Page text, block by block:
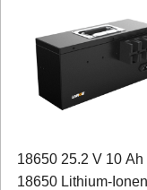
18650 25.2 V 10 Ah
18650 Lithium-